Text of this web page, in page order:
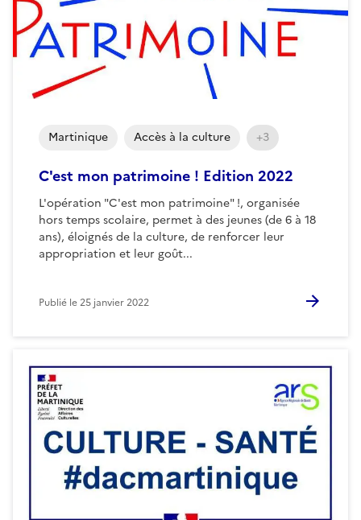
C'est mon patrimoine ! Edition 2022
L'opération "C'est mon patrimoine" !, organisée
hors temps scolaire, permet à des jeunes (de 6 à 18
ans), éloignés de la culture, de renforcer leur
appropriation et leur goût...
Martinique Accès à la culture +3
Publié le25 janvier 2022